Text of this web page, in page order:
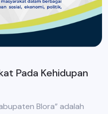
Pada Kehidupan
Blora” adalah